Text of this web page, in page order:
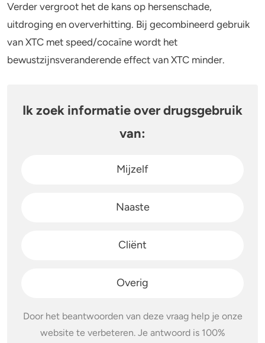
Lachgas
Paddo’s en truffels
Feiten over verslaving
Verkeer
Verder vergroot het de kans op hersenschade,
uitdroging en oververhitting. Bij gecombineerd gebruik
van XTC met speed/cocaïne wordt het
bewustzijnsveranderende effect van XTC minder.
Ik zoek informatie over drugsgebruik
van:
Mijzelf
Naaste
Cliënt
Overig
Door het beantwoorden van deze vraag help je onze
website te verbeteren. Je antwoord is 100%